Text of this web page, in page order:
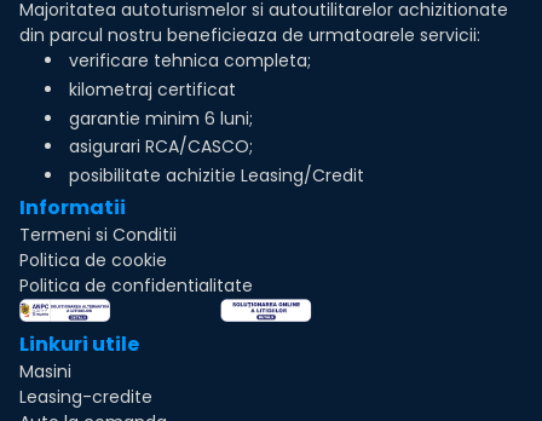
Majoritatea autoturismelor si autoutilitarelor achizitionate
din parcul nostru beneficieaza de urmatoarele servicii:
verificare tehnica completa;
kilometraj certificat
garantie minim 6 luni;
asigurari RCA/CASCO;
posibilitate achizitie Leasing/Credit
Informatii
Termeni si Conditii
Politica de cookie
Politica de confidentialitate
Linkuri utile
Masini
Leasing-credite